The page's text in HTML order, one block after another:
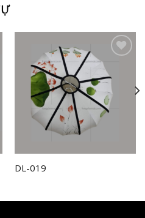
Add to
wishlist
DL-019